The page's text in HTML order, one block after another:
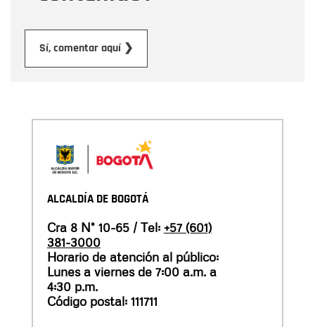
Sí, comentar aquí ❯
ALCALDÍA DE BOGOTÁ
Cra 8 N° 10-65 / Tel: +57 (601)
381-3000
Horario de atención al público:
Lunes a viernes de 7:00 a.m. a
4:30 p.m.
Código postal: 111711